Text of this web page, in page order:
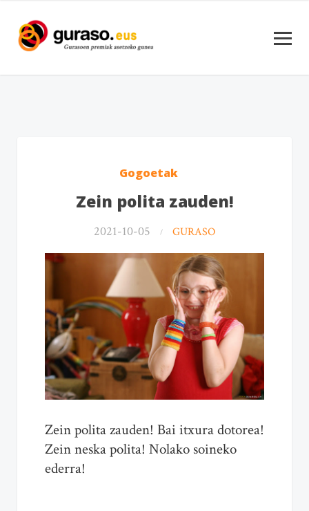
Gogoetak
Zein polita zauden!
2021-10-05 GURASO
Zein polita zauden! Bai itxura dotorea!
Zein neska polita! Nolako soineko
ederra!